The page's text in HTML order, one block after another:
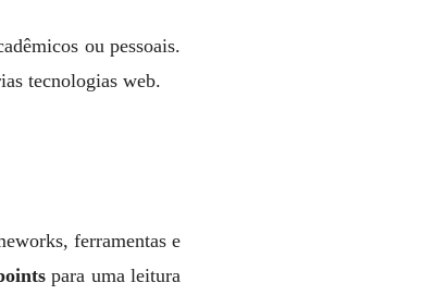
ou pessoais.
tecnologias web.
ferramentas e
para uma leitura